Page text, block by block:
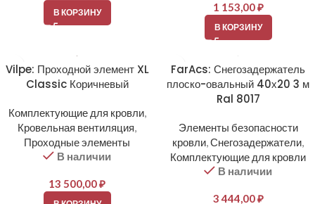
В КОРЗИНУ 1 153,00₽
В КОРЗИНУ
Vilpe: Проходной элемент XL
Classic Коричневый
Комплектующие для кровли,
Кровельная вентиляция,
Проходные элементы
В наличии
13 500,00₽
FarAcs: Снегозадержатель
плоско-овальный 40х20 3 м
Ral 8017
Элементы безопасности
кровли,Снегозадержатели,
Комплектующие для кровли
В наличии
3 444,00₽